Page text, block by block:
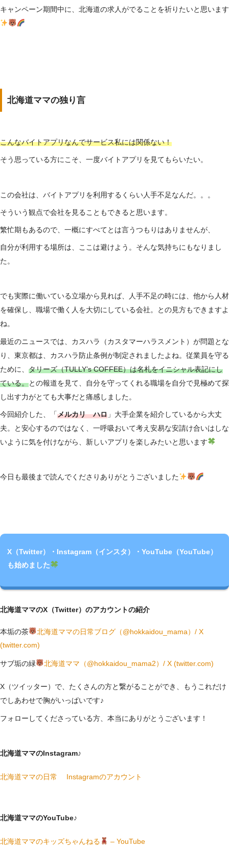
キャンペーン期間中に、北海道の求人がでることを祈りたいと思います
北海道ママの独り言
こんなバイトアプリなんでサービス私には関係ない！
そう思っている方にこそ、一度バイトアプリを見てもらいたい。
この会社は、バイトアプリを利用するくらい人手不足なんだ。。。
そういう観点で会社を見ることもできると思います。
繁忙期もあるので、一概にすべてとは言うつもりはありませんが、
自分が利用する場所は、ここは避けよう。そんな気持ちにもなりまし
た。
でも実際に働いている立場から見れば、人手不足の時には、他から人材
を確保し、職場で働く人を大切にしている会社。との見方もできますよ
ね。
最近のニュースでは、カスハラ（カスタマーハラスメント）が問題とな
り、東京都は、カスハラ防止条例が制定されましたよね。従業員を守る
ために、 タリーズ（TULLY’s COFFEE）は名札をイニシャル表記にし
ている。との報道を見て、自分を守ってくれる職場を自分で見極めて探
し出す力がとても大事だと痛感しました。
今回紹介した、「メルカリ ハロ 」大手企業を紹介しているから大丈
夫。と安心するのではなく、一呼吸おいて考え安易な安請け合いはしな
いように気を付けながら、新しいアプリを楽しみたいと思います
今日も最後まで読んでくださりありがとうございました
X（Twitter）・Instagram（インスタ）・YouTube（YouTube）
も始めました
北海道ママのX（Twitter）のアカウントの紹介
本垢の茶
北海道ママの日常ブログ（@hokkaidou_mama）/ X
(twitter.com)
サブ垢の緑 北海道ママ（@hokkaidou_mama2）/ X (twitter.com)
X（ツイッター）で、たくさんの方と繋がることができ、もうこれだけ
でしあわせで胸がいっぱいです♪
フォローしてくださっている方、本当にありがとうございます！
北海道ママのInstagram♪
北海道ママの日常 Instagramのアカウント
北海道ママのYouTube♪
北海道ママのキッズちゃんねる – YouTube